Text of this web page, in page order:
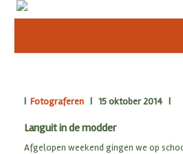
| Fotograferen | 15 oktober 2014 |
Languit in de modder
Afgelopen weekend gingen we op